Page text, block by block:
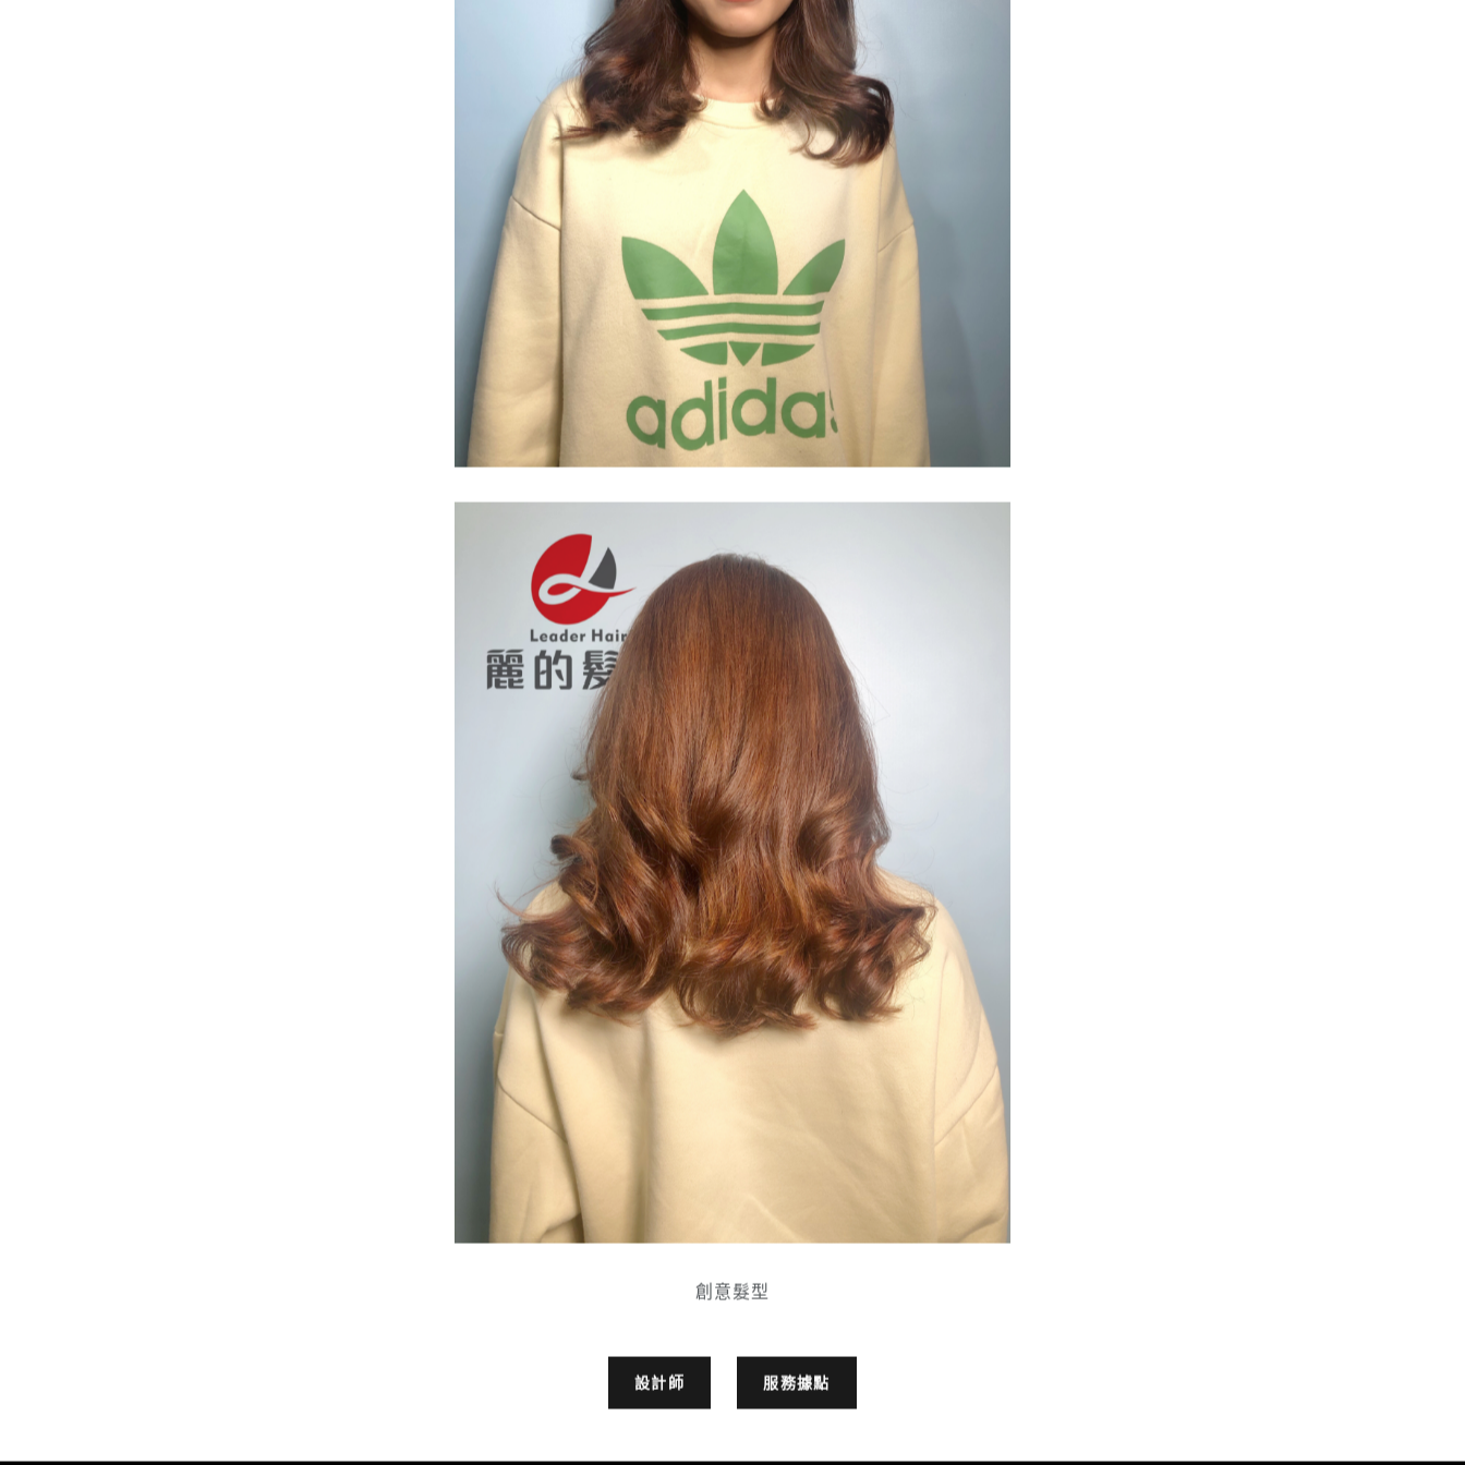
創意髮型
設計師 服務據點